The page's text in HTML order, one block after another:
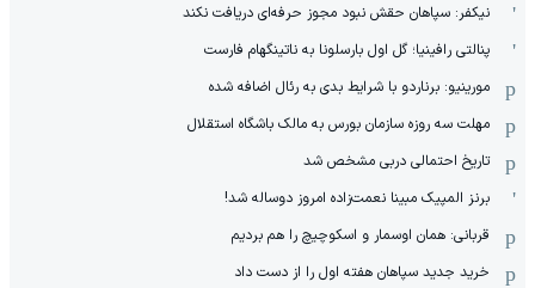
نیکفر: سپاهان حقش نبود مجوز حرفه‌ای دریافت نکند
پنالتی رافینیا؛ گل اول بارسلونا به ناتینگهام فارست
مورینیو: برناردو با شرایط بدی به رئال اضافه شده
مهلت سه روزه سازمان بورس به مالک باشگاه استقلال
تاریخ احتمالی دربی مشخص شد
برنز المپیک مبینا نعمت‌زاده امروز دوساله شد!
قربانی: همان اوسمار و اسکوچیچ را هم بردیم
خرید جدید سپاهان هفته اول را از دست داد